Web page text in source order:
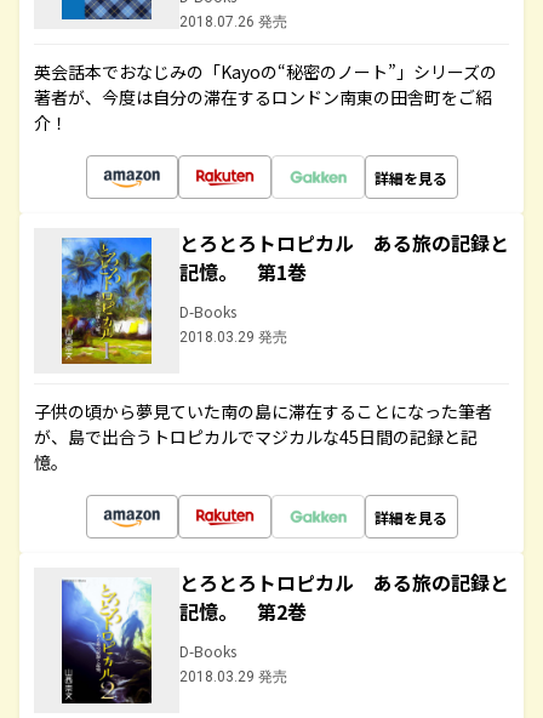
2018.07.26 発売
英会話本でおなじみの「Kayoの“秘密のノート”」シリーズの
著者が、今度は自分の滞在するロンドン南東の田舎町をご紹
介！
詳細を見る
とろとろトロピカル ある旅の記録と
記憶。 第1巻
D-Books
2018.03.29 発売
子供の頃から夢見ていた南の島に滞在することになった筆者
が、島で出合うトロピカルでマジカルな45日間の記録と記
憶。
詳細を見る
とろとろトロピカル ある旅の記録と
記憶。 第2巻
D-Books
2018.03.29 発売